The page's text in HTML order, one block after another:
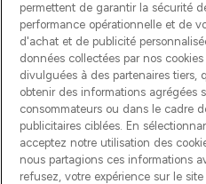
2026 THG Nutrition Limited
MyVitamins.com is an
Frasers Group Financial
authorised and regulated by
a lender. Frasers Plus is a credit
Group Financial Services
to your financial circumstances.
services, Frasers Group
agent of Transact Payments
and regulated by the Gibraltar
as an electronic money
affect your credit score
permettent de garantir la sécurité
performance opérationnelle et de
d'achat et de publicité
données collectées par nos
divulguées à des partenaires tiers,
obtenir des informations agrégées
consommateurs ou dans le cadre
publicitaires ciblées. En
acceptez notre utilisation des
nous partagions ces informations
refusez, votre expérience sur le